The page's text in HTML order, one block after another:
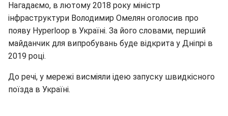
Нагадаємо, в лютому 2018 року міністр
інфраструктури Володимир Омелян оголосив про
появу Hyperloop в Україні. За його словами, перший
майданчик для випробувань буде відкрита у Дніпрі в
2019 році.
До речі, у мережі висміяли ідею запуску швидкісного
поїзда в Україні.